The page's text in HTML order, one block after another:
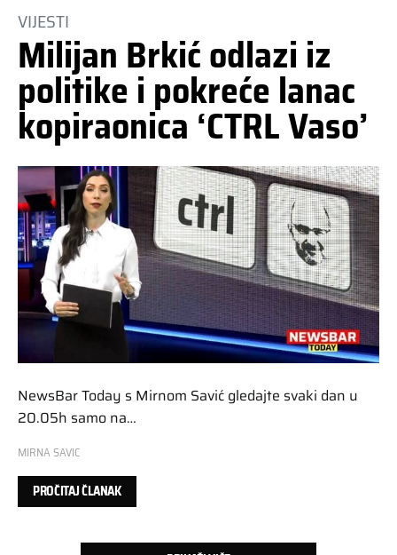
VIJESTI
Milijan Brkić odlazi iz
politike i pokreće lanac
kopiraonica ‘CTRL Vaso’
NewsBar Today s Mirnom Savić gledajte svaki dan u
20.05h samo na…
MIRNA SAVIC
PROČITAJ ČLANAK